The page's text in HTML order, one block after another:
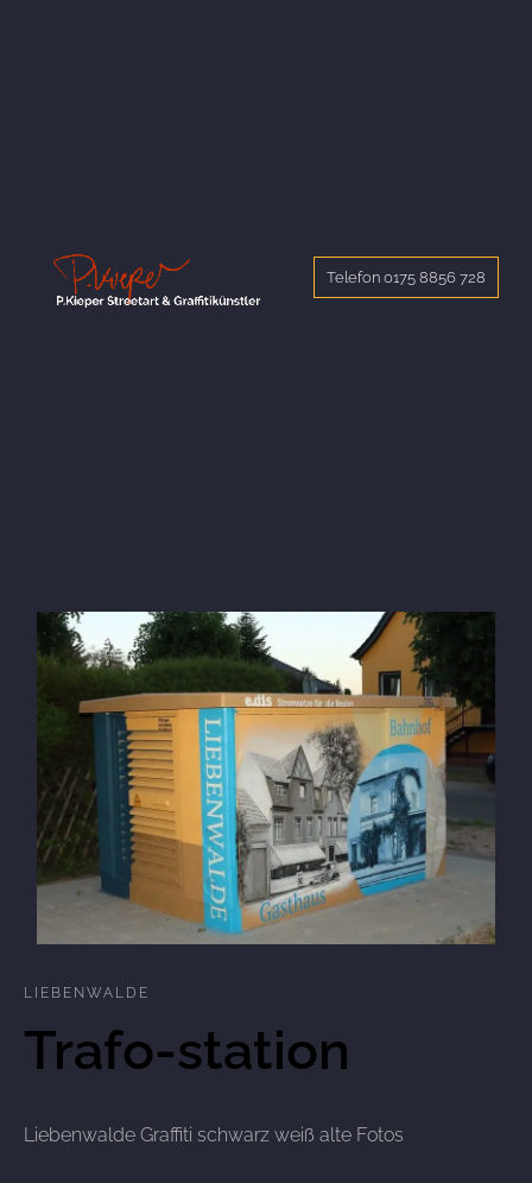
Telefon 0175 8856 728
LIEBENWALDE
Trafo-station
Liebenwalde Graffiti schwarz weiß alte Fotos